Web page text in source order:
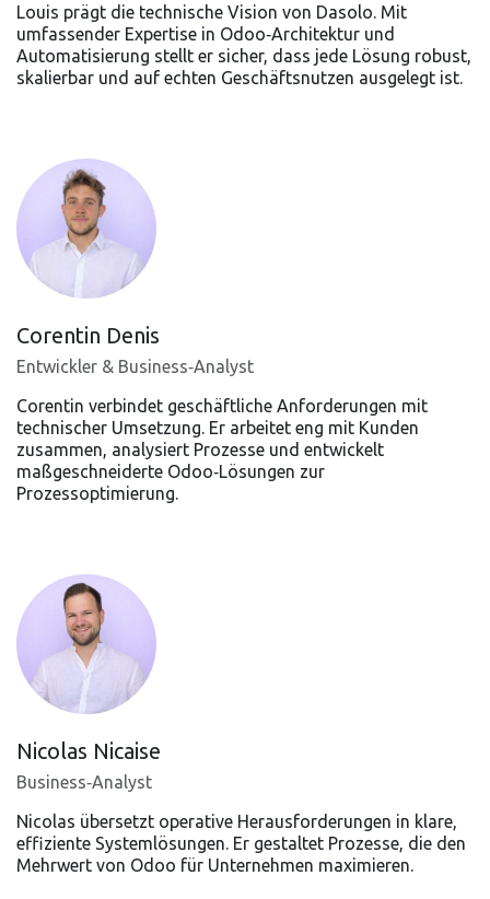
Louis prägt die technische Vision von Dasolo. Mit
umfassender Expertise in Odoo‑Architektur und
Automatisierung stellt er sicher, dass jede Lösung robust,
skalierbar und auf echten Geschäftsnutzen ausgelegt ist.
Corentin Denis
Entwickler & Business‑Analyst
Corentin verbindet geschäftliche Anforderungen mit
technischer Umsetzung. Er arbeitet eng mit Kunden
zusammen, analysiert Prozesse und entwickelt
maßgeschneiderte Odoo‑Lösungen zur
Prozessoptimierung.
Nicolas Nicaise
Business‑Analyst
Nicolas übersetzt operative Herausforderungen in klare,
effiziente Systemlösungen. Er gestaltet Prozesse, die den
Mehrwert von Odoo für Unternehmen maximieren.